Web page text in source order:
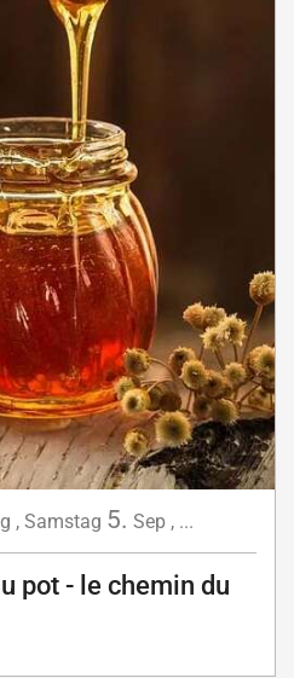
, Samstag 5. Sep, ...
pot - le chemin du